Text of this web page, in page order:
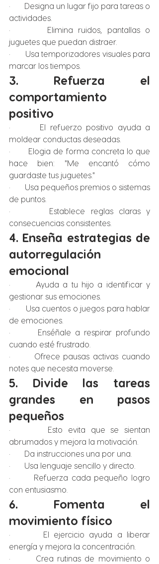
·       Designa un lugar fijo para tareas o
actividades.
·       Elimina ruidos, pantallas o
juguetes que puedan distraer.
·       Usa temporizadores visuales para
marcar los tiempos.
3. Refuerza el
comportamiento
positivo
·       El refuerzo positivo ayuda a
moldear conductas deseadas.
·       Elogia de forma concreta lo que
hace bien: "Me encantó cómo
guardaste tus juguetes."
·       Usa pequeños premios o sistemas
de puntos.
·       Establece reglas claras y
consecuencias consistentes.
4. Enseña estrategias de
autorregulación
emocional
·       Ayuda a tu hijo a identificar y
gestionar sus emociones.
·       Usa cuentos o juegos para hablar
de emociones.
·       Enséñale a respirar profundo
cuando esté frustrado.
·       Ofrece pausas activas cuando
notes que necesita moverse.
5. Divide las tareas
grandes en pasos
pequeños
·       Esto evita que se sientan
abrumados y mejora la motivación.
·       Da instrucciones una por una.
·       Usa lenguaje sencillo y directo.
·       Refuerza cada pequeño logro
con entusiasmo.
6. Fomenta el
movimiento físico
·       El ejercicio ayuda a liberar
energía y mejora la concentración.
·       Crea rutinas de movimiento o